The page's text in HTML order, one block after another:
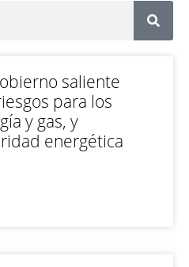
saliente
para los
y gas, y
energética